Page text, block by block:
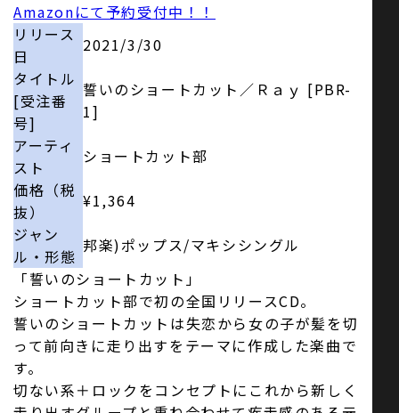
SNS
Amazonにて予約受付中！！
リリース
日
2021/3/30
タイトル
[受注番
号]
誓いのショートカット／Ｒａｙ [PBR-
1]
アーティ
スト
ショートカット部
価格（税
抜）
¥1,364
ジャン
ル・形態
邦楽)ポップス/マキシシングル
「誓いのショートカット」
ショートカット部で初の全国リリースCD。
誓いのショートカットは失恋から女の子が髪を切
って前向きに走り出すをテーマに作成した楽曲で
す。
切ない系＋ロックをコンセプトにこれから新しく